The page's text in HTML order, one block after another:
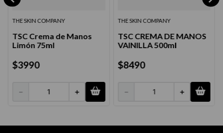
THE SKIN COMPANY
TSC Crema de Manos
Limón 75ml
$3990
＋
－
THE SKIN COMPANY
TSC CREMA DE MANOS
VAINILLA 500ml
$8490
＋
－